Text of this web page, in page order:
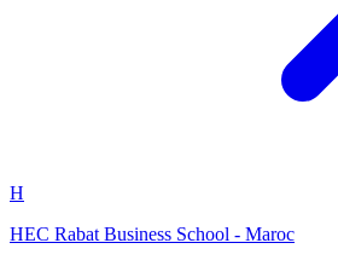
H
HEC Rabat Business School - Maroc